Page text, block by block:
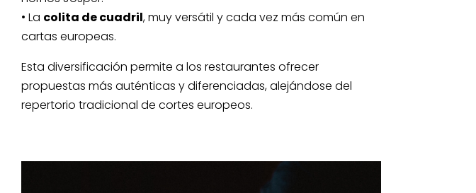
• La colita de cuadril, muy versátil y cada vez más común en
cartas europeas.
Esta diversificación permite a los restaurantes ofrecer
propuestas más auténticas y diferenciadas, alejándose del
repertorio tradicional de cortes europeos.